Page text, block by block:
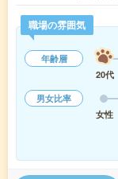
職場の雰囲気
年齢層
20代
男女比率
女性